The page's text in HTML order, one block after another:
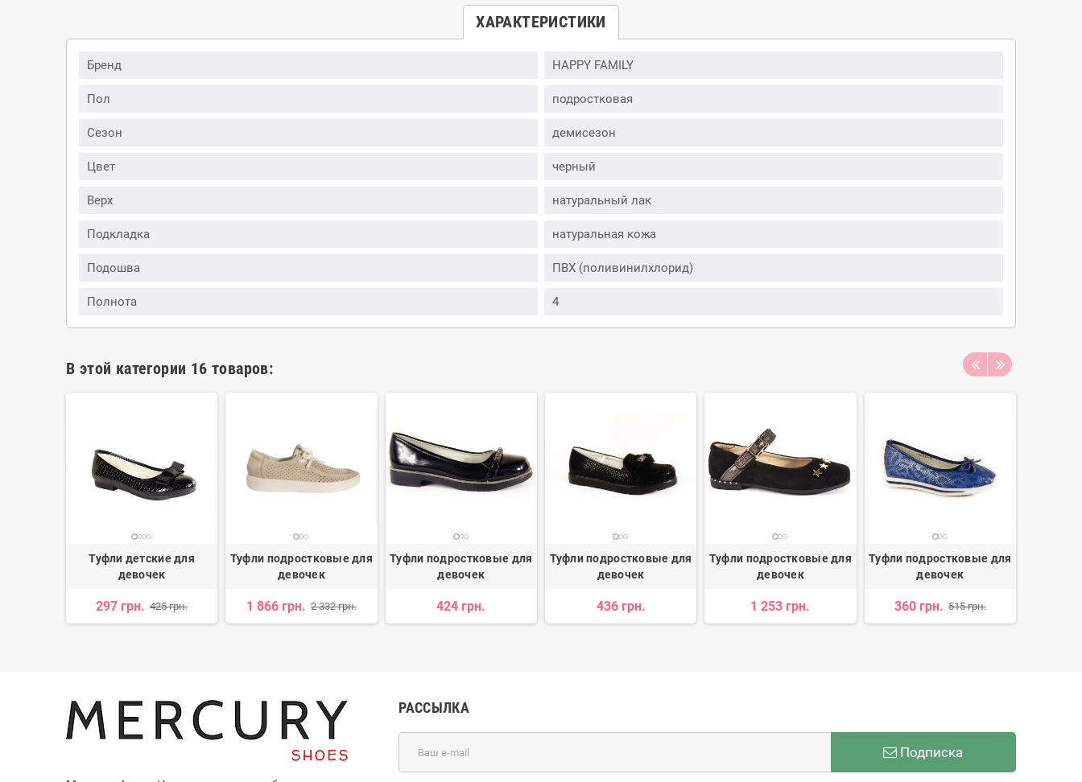
ХАРАКТЕРИСТИКИ
Бренд HAPPY FAMILY
Пол подростковая
Сезон демисезон
Цвет черный
Верх натуральный лак
Подкладка натуральная кожа
Подошва ПВХ (поливинилхлорид)
Полнота 4
В этой категории 16 товаров:
Туфли детские для
девочек
297 грн. 425 грн.
Туфли подростковые для
девочек
1 866 грн. 2 332 грн.
Туфли подростковые для
девочек
424 грн.
Туфли подростковые для
девочек
436 грн.
Туфли подростковые для
девочек
1 253 грн.
Туфли подростковые для
девочек
360 грн. 515 грн.
РАССЫЛКА
Подписка